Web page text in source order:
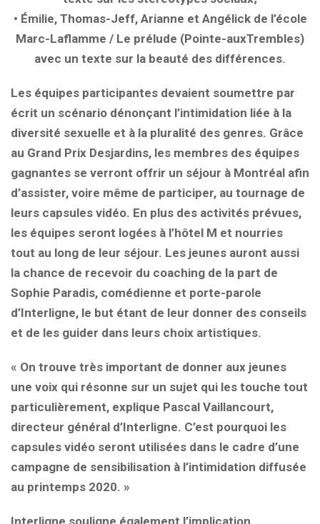
• Émilie, Thomas-Jeff, Arianne et Angélick de l’école
Marc-Laflamme / Le prélude (Pointe-auxTrembles)
avec un texte sur la beauté des différences.
Les équipes participantes devaient soumettre par
écrit un scénario dénonçant l’intimidation liée à la
diversité sexuelle et à la pluralité des genres. Grâce
au Grand Prix Desjardins, les membres des équipes
gagnantes se verront offrir un séjour à Montréal afin
d’assister, voire même de participer, au tournage de
leurs capsules vidéo. En plus des activités prévues,
les équipes seront logées à l’hôtel M et nourries
tout au long de leur séjour. Les jeunes auront aussi
la chance de recevoir du coaching de la part de
Sophie Paradis, comédienne et porte-parole
d’Interligne, le but étant de leur donner des conseils
et de les guider dans leurs choix artistiques.
« On trouve très important de donner aux jeunes
une voix qui résonne sur un sujet qui les touche tout
particulièrement, explique Pascal Vaillancourt,
directeur général d’Interligne. C’est pourquoi les
capsules vidéo seront utilisées dans le cadre d’une
campagne de sensibilisation à l’intimidation diffusée
au printemps 2020. »
Interligne souligne également l’implication